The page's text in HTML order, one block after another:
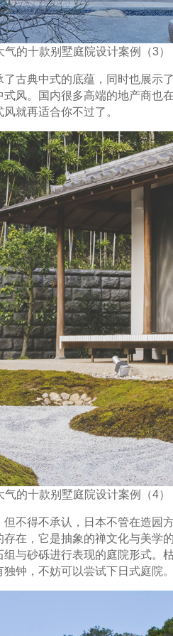
气的十款别墅庭院设计案例（3）
古典中式的底蕴，同时也展示
风。国内很多高端的地产商也
就再适合你不过了。
气的十款别墅庭院设计案例（4）
不得不承认，日本不管在造园
在，它是抽象的禅文化与美学
与砂砾进行表现的庭院形式。
钟，不妨可以尝试下日式庭院。